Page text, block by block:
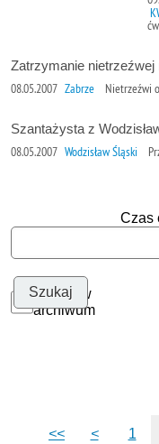
Zatrzymanie nietrzeźwej
08.05.2007 Zabrze Nietrzeźwi
Szantażysta z
08.05.2007 Wodzisław Śląski
Czas
Szukaj w
archiwum
<< < 1